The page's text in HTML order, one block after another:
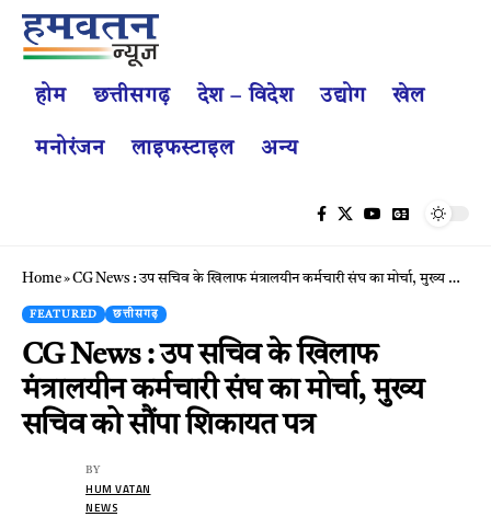
होम छत्तीसगढ़ देश – विदेश उद्योग खेल
मनोरंजन लाइफस्टाइल अन्य
Home»CG News : उप सचिव के खिलाफ मंत्रालयीन कर्मचारी संघ का मोर्चा, मुख्य सचिव को सौंपा शिकायत पत्र
FEATURED छत्तीसगढ़
CG News : उप सचिव के खिलाफ
मंत्रालयीन कर्मचारी संघ का मोर्चा, मुख्य
सचिव को सौंपा शिकायत पत्र
BY
HUM VATAN
NEWS